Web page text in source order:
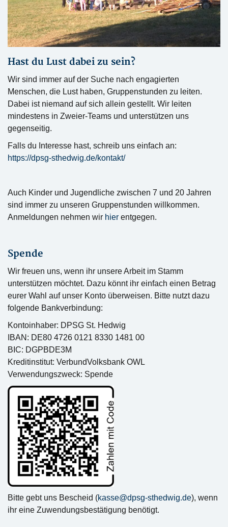
Hast du Lust dabei zu sein?
Wir sind immer auf der Suche nach engagierten
Menschen, die Lust haben, Gruppenstunden zu leiten.
Dabei ist niemand auf sich allein gestellt. Wir leiten
mindestens in Zweier-Teams und unterstützen uns
gegenseitig.
Falls du Interesse hast, schreib uns einfach an:
https://dpsg-sthedwig.de/kontakt/
Auch Kinder und Jugendliche zwischen 7 und 20 Jahren
sind immer zu unseren Gruppenstunden willkommen.
Anmeldungen nehmen wir hier entgegen.
Spende
Wir freuen uns, wenn ihr unsere Arbeit im Stamm
unterstützen möchtet. Dazu könnt ihr einfach einen Betrag
eurer Wahl auf unser Konto überweisen. Bitte nutzt dazu
folgende Bankverbindung:
Kontoinhaber: DPSG St. Hedwig
IBAN: DE80 4726 0121 8330 1481 00
BIC: DGPBDE3M
Kreditinstitut: VerbundVolksbank OWL
Verwendungszweck: Spende
Bitte gebt uns Bescheid (kasse@dpsg-sthedwig.de), wenn
ihr eine Zuwendungsbestätigung benötigt.